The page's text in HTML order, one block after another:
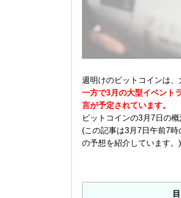
週明けのビットコインは、
一方で3月の大型イベント
言が予定されています。
ビットコインの3月7日の
(この記事は3月7日午前7
の予想を紹介しています。)